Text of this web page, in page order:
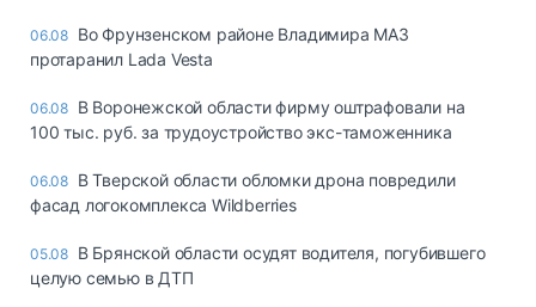
06.08 Во Фрунзенском районе Владимира МАЗ
протаранил Lada Vesta
06.08 В Воронежской области фирму оштрафовали на
100 тыс. руб. за трудоустройство экс-таможенника
06.08 В Тверской области обломки дрона повредили
фасад логокомплекса Wildberries
05.08 В Брянской области осудят водителя, погубившего
целую семью в ДТП